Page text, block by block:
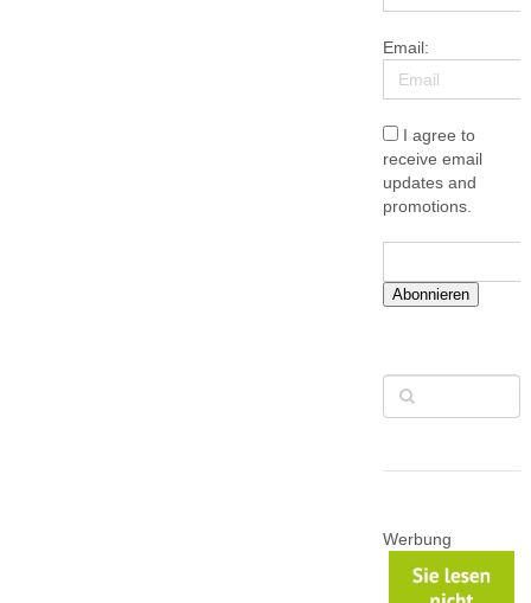
Email:
I agree to
receive email
updates and
promotions.
Abonnieren
Werbung